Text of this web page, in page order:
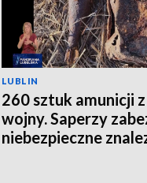
LUBLIN
260 sztuk amunicji
wojny. Saperzy
niebezpieczne